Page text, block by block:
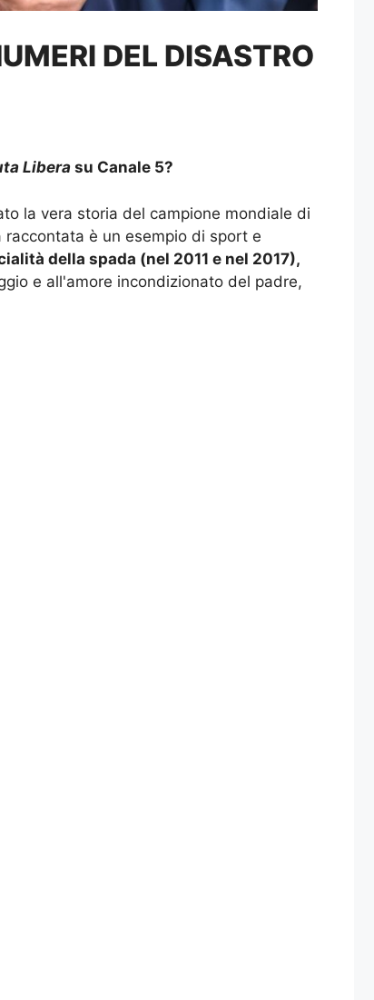
DEL DISASTRO
Libera su Canale 5?
la vera storia del campione mondiale di
raccontata è un esempio di sport e
della spada (nel 2011 e nel 2017),
e all'amore incondizionato del padre,